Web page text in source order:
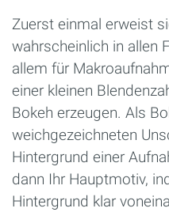
Zuerst einmal erweist
wahrscheinlich in allen
allem für
einer kleinen
Bokeh erzeugen. Als
weichgezeichneten
Hintergrund einer
dann Ihr Hauptmotiv,
Hintergrund klar